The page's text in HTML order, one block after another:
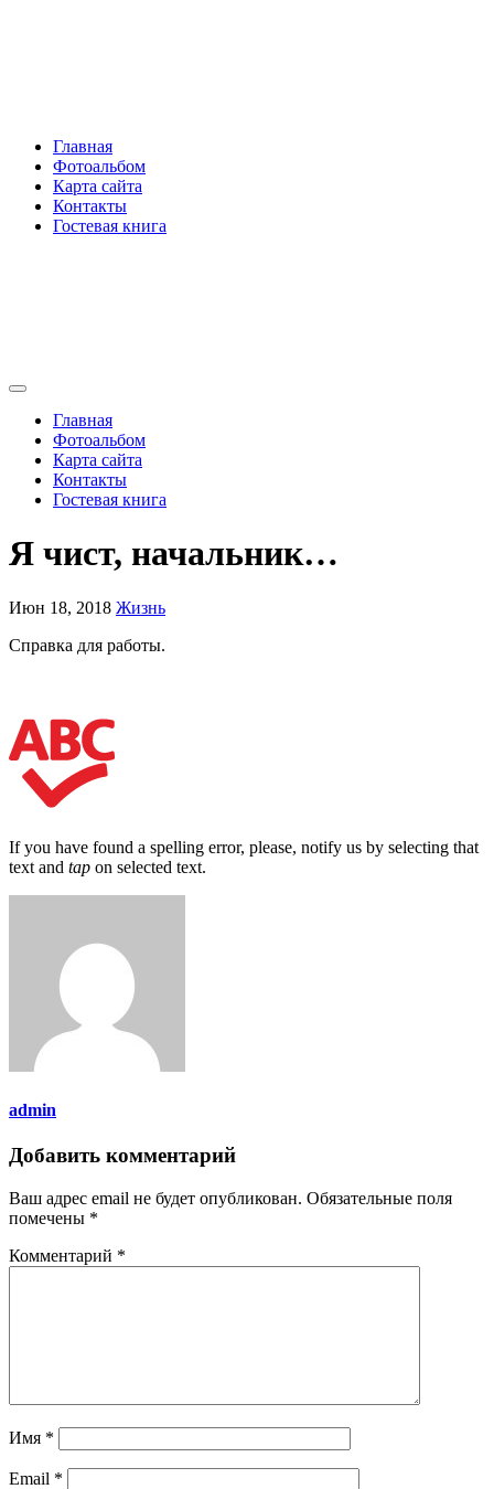
Главная
Фотоальбом
Карта сайта
Контакты
Гостевая книга
Главная
Фотоальбом
Карта сайта
Контакты
Гостевая книга
Я чист, начальник…
Июн 18, 2018 Жизнь
Справка для работы.
If you have found a spelling error, please, notify us by selecting that
text and tap on selected text.
admin
Добавить комментарий
Ваш адрес email не будет опубликован. Обязательные поля
помечены *
Комментарий *
Имя *
Email *